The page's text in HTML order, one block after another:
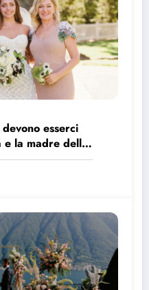
esserci
e la madre dello